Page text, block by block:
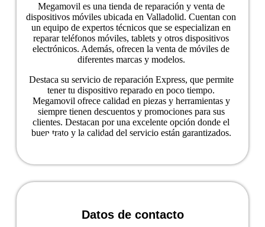
Megamovil es una tienda de reparación y venta de
dispositivos móviles ubicada en Valladolid. Cuentan con
un equipo de expertos técnicos que se especializan en
reparar teléfonos móviles, tablets y otros dispositivos
electrónicos. Además, ofrecen la venta de móviles de
diferentes marcas y modelos.
Destaca su servicio de reparación Express, que permite
tener tu dispositivo reparado en poco tiempo.
Megamovil ofrece calidad en piezas y herramientas y
siempre tienen descuentos y promociones para sus
clientes. Destacan por una excelente opción donde el
buen trato y la calidad del servicio están garantizados.
Ver ficha del negocio
Datos de contacto